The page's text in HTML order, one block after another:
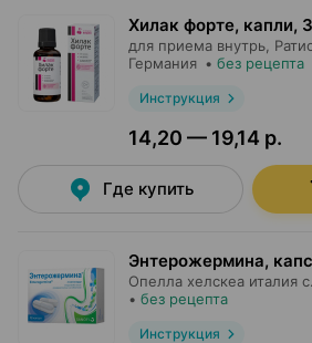
Хилак форте, капли,
для приема внутрь,
Германия • без рецепта
Инструкция
14,20 — 19,14 р.
Где купить
Энтерожермина,
Опелла хелскеа италия
• без рецепта
Инструкция